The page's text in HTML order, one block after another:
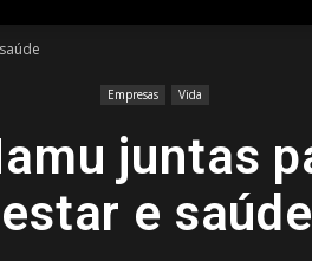
Empresas Vida
juntas
estar e saúde